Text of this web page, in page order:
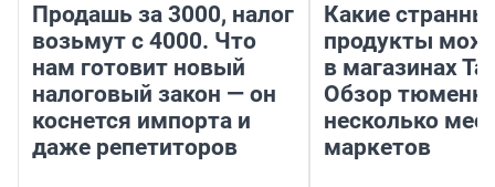
Продашь за 3000, налог
возьмут с 4000. Что
нам готовит новый
налоговый закон — он
коснется импорта и
даже репетиторов
Какие
продукты
в магазинах
Обзор
несколько
маркетов